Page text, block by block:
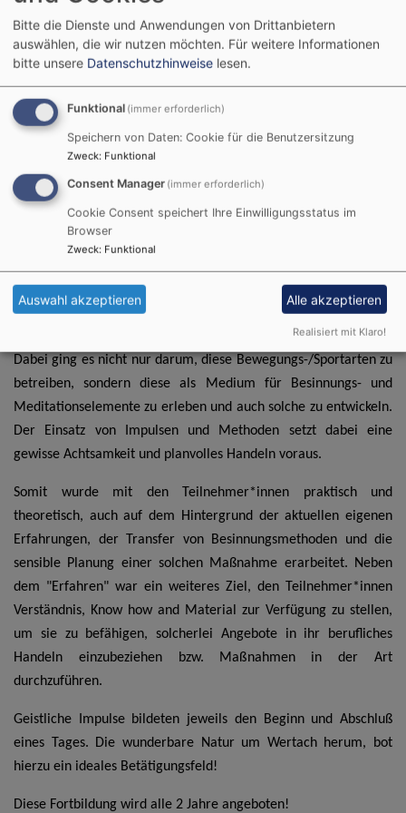
Bildrechte Kemner
Bayern - Sport in
Wertach/Allgäu eine
Spiritualität des Unterwegsseins" durch.
20 Teilnehmer*innen aus ganz Deutschland nahmen daran teil.
auch als Ausgangspunkt ideale Voraussetzungen dafür! Ein
sorgfältig erstelltes und praktiziertes Hygienekonzept, in
Abstimmung mit dem Hygienekonzept des Allgäuhauses,
Die Teilnehmer*innen konnten jeden Tag ganz individuell
Dabei ging es nicht nur darum, diese Bewegungs-/Sportarten zu
betreiben, sondern diese als Medium für Besinnungs- und
Meditationselemente zu erleben und auch solche zu entwickeln.
Der Einsatz von Impulsen und Methoden setzt dabei eine
gewisse Achtsamkeit und planvolles Handeln voraus.
Somit wurde mit den Teilnehmer*innen praktisch und
theoretisch, auch auf dem Hintergrund der aktuellen eigenen
Erfahrungen, der Transfer von Besinnungsmethoden und die
sensible Planung einer solchen Maßnahme erarbeitet. Neben
dem "Erfahren" war ein weiteres Ziel, den Teilnehmer*innen
Verständnis, Know how and Material zur Verfügung zu stellen,
um sie zu befähigen, solcherlei Angebote in ihr berufliches
Handeln einzubeziehen bzw. Maßnahmen in der Art
durchzuführen.
Geistliche Impulse bildeten jeweils den Beginn und Abschluß
eines Tages. Die wunderbare Natur um Wertach herum, bot
hierzu ein ideales Betätigungsfeld!
Diese Fortbildung wird alle 2 Jahre angeboten!
Bitte die Dienste und Anwendungen von Drittanbietern
auswählen, die wir nutzen möchten. Für weitere Informationen
bitte unsere Datenschutzhinweise lesen.
Funktional (immer erforderlich)
Speichern von Daten: Cookie für die Benutzersitzung
Zweck: Funktional
Consent Manager (immer erforderlich)
Cookie Consent speichert Ihre Einwilligungsstatus im
Browser
Zweck: Funktional
Auswahl akzeptieren Alle akzeptieren
Realisiert mit Klaro!